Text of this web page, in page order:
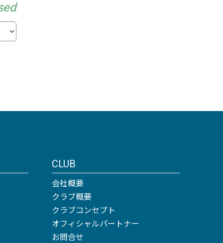
CLUB
会社概要
クラブ概要
クラブコンセプト
オフィシャルパートナー
お問合せ